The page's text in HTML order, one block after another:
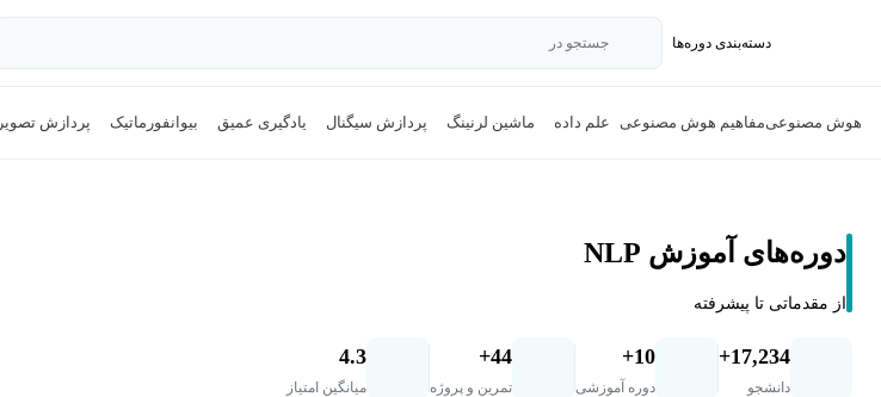
دسته‌بندی‌ دوره‌ها جستجو در
هوش مصنوعیمفاهیم هوش مصنوعی علم داده ماشین لرنینگ پردازش سیگنال یادگیری عمیق بیوانفورماتیک پردازش تصویر
دوره‌های آموزش NLP
از مقدماتی تا پیشرفته
17,234+
دانشجو
10+
دوره آموزشی
44+
تمرین و پروژه
4.3
میانگین امتیاز